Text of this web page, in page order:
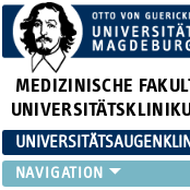
MEDIZINISCHE